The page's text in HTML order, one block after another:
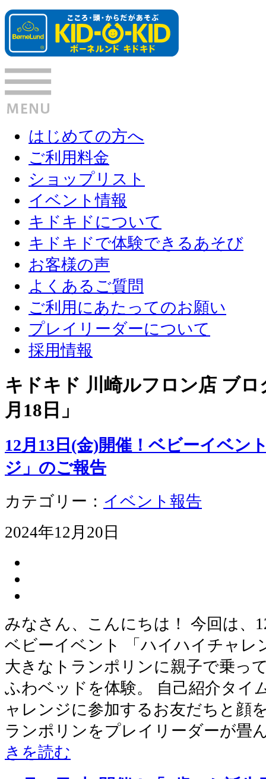
はじめての方へ
ご利用料金
ショップリスト
イベント情報
キドキドについて
キドキドで体験できるあそび
お客様の声
よくあるご質問
ご利用にあたってのお願い
プレイリーダーについて
採用情報
キドキド 川崎ルフロン店 ブ
月18日 」
12月13日(金)開催！ベビーイベン
ジ」のご報告
カテゴリー： イベント報告
2024年12月20日
みなさん、こんにちは！ 今回は、
ベビーイベント 「ハイハイチャレ
大きなトランポリンに親子で乗っ
ふわベッドを体験。 自己紹介タイ
ャレンジに参加するお友だちと顔
ランポリンをプレイリーダーが畳
きを読む